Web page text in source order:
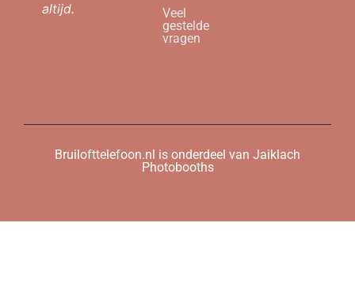
altijd.
Veel
gestelde
vragen
Bruilofttelefoon.nl is onderdeel van Jaiklach
Photobooths